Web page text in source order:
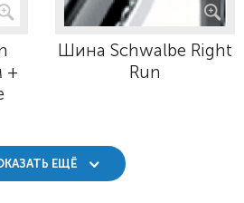
+
Шина Schwalbe Right
Run
ЕЩЁ